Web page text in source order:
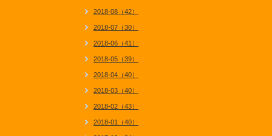
2018-08（42）
2018-07（30）
2018-06（41）
2018-05（39）
2018-04（40）
2018-03（40）
2018-02（43）
2018-01（40）